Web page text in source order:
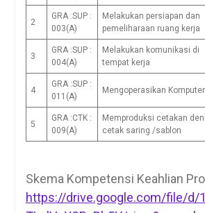
2
GRA :SUP :
003(A)
Melakukan persiapan dan
pemeliharaan ruang kerja
3
GRA :SUP :
004(A)
Melakukan komunikasi di
tempat kerja
4
GRA :SUP :
011(A)
Mengoperasikan Komputer
5
GRA :CTK :
009(A)
Memproduksi cetakan
cetak saring /sablon
Skema Kompetensi Keahlian
https://drive.google.com/file/d/